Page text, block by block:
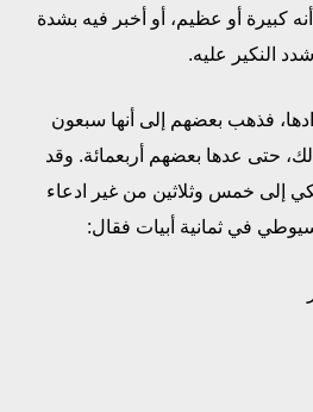
كبيرة أو عظيم، أو أخبر فيه بشدة
النكير عليه.
فذهب بعضهم إلى أنها سبعون
حتى عدها بعضهم أربعمائة. وقد
إلى خمس وثلاثين من غير ادعاء
في ثمانية أبيات فقال: